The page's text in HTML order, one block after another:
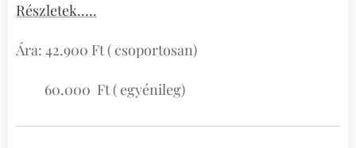
Részletek.....
Ára: 42.900 Ft ( csoportosan)
60.000 Ft ( egyénileg)